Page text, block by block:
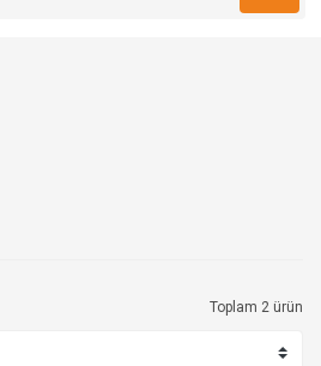
Toplam 2 ürün